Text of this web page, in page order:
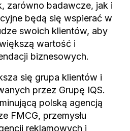
zarówno badawcze, jak i
będą się wspierać w
swoich klientów, aby
wartość i
biznesowych.
się grupa klientów i
przez Grupę IQS.
polską agencją
FMCG, przemysłu
reklamowych i